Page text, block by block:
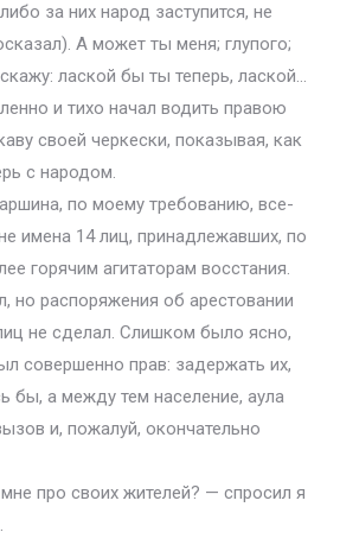
за них народ заступится, не
А может ты меня; глупого;
лаской бы ты теперь, лаской…
и тихо начал водить правою
своей черкески, показывая, как
с народом.
по моему требованию, все-
имена 14 лиц, принадлежавших, по
горячим агитаторам восстания.
но распоряжения об арестовании
не сделал. Слишком было ясно,
совершенно прав: задержать их,
бы, а между тем население, аула
и, пожалуй, окончательно
про своих жителей? — спросил я